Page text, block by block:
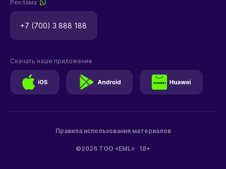
Реклама
+7 (700) 3 888 188
©2026 ТОО «EML» 18+
Правила использования материалов
Скачать наше приложение